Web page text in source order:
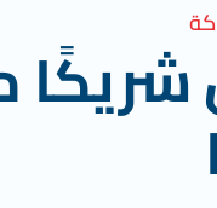
شريكًا